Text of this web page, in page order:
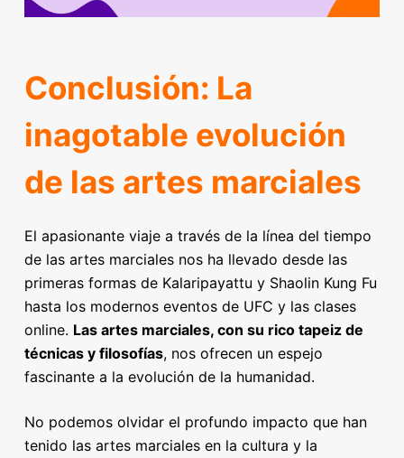
Conclusión: La
inagotable evolución
de las artes marciales
El apasionante viaje a través de la línea del tiempo
de las artes marciales nos ha llevado desde las
primeras formas de Kalaripayattu y Shaolin Kung Fu
hasta los modernos eventos de UFC y las clases
online. Las artes marciales, con su rico tapeiz de
técnicas y filosofías, nos ofrecen un espejo
fascinante a la evolución de la humanidad.
No podemos olvidar el profundo impacto que han
tenido las artes marciales en la cultura y la